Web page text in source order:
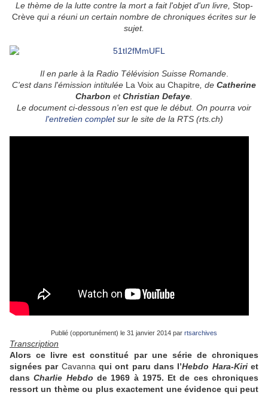
Le thème de la lutte contre la mort a fait l'objet d'un livre, Stop-
Crève qui a réuni un certain nombre de chroniques écrites sur le
sujet.
Il en parle à la Radio Télévision Suisse Romande.
C'est dans l'émission intitulée La Voix au Chapitre , de Catherine
Charbon etChristian Defaye
Le document ci-dessous n'en est que le début. On pourra voir
l'entretien completsur le site de la RTS (rts.ch)
Publié (opportunément) le 31 janvier 2014 par rtsarchives
Transcription
Alors ce livre est constitué par une série de chroniques
signées parCavanna qui ont paru dans l’Hebdo Hara-Kiriet
dansCharlie Hebdo de 1969 à 1975. Et de ces chroniques
ressort un thème ou plus exactement une évidence qui peut